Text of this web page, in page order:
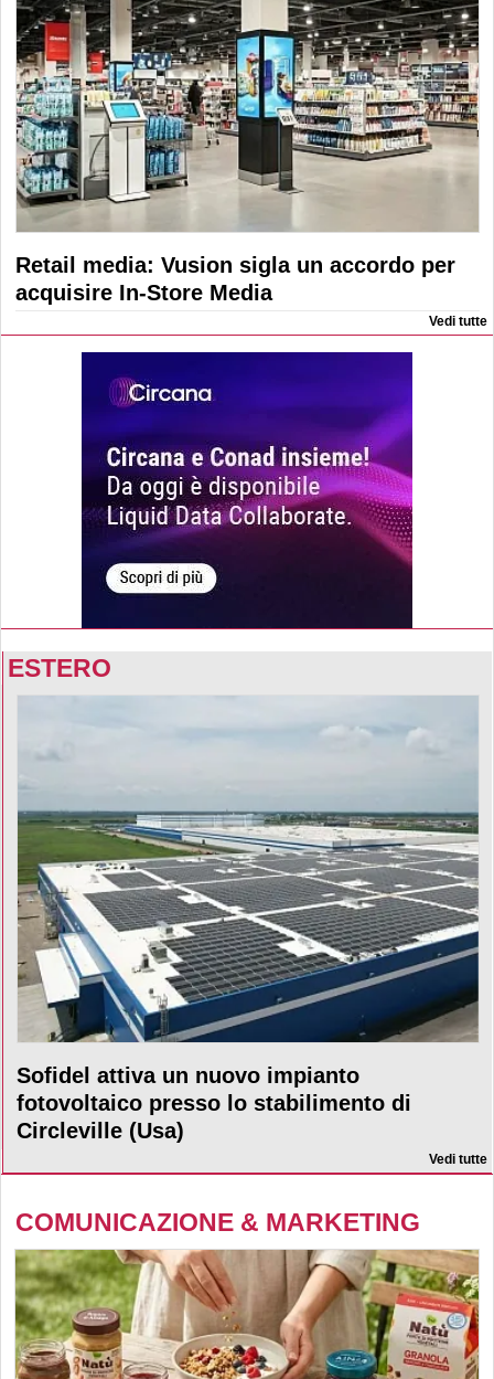
Retail media: Vusion sigla un accordo per
acquisire In-Store Media
Vedi tutte
ESTERO
Sofidel attiva un nuovo impianto
fotovoltaico presso lo stabilimento di
Circleville (Usa)
Vedi tutte
COMUNICAZIONE & MARKETING